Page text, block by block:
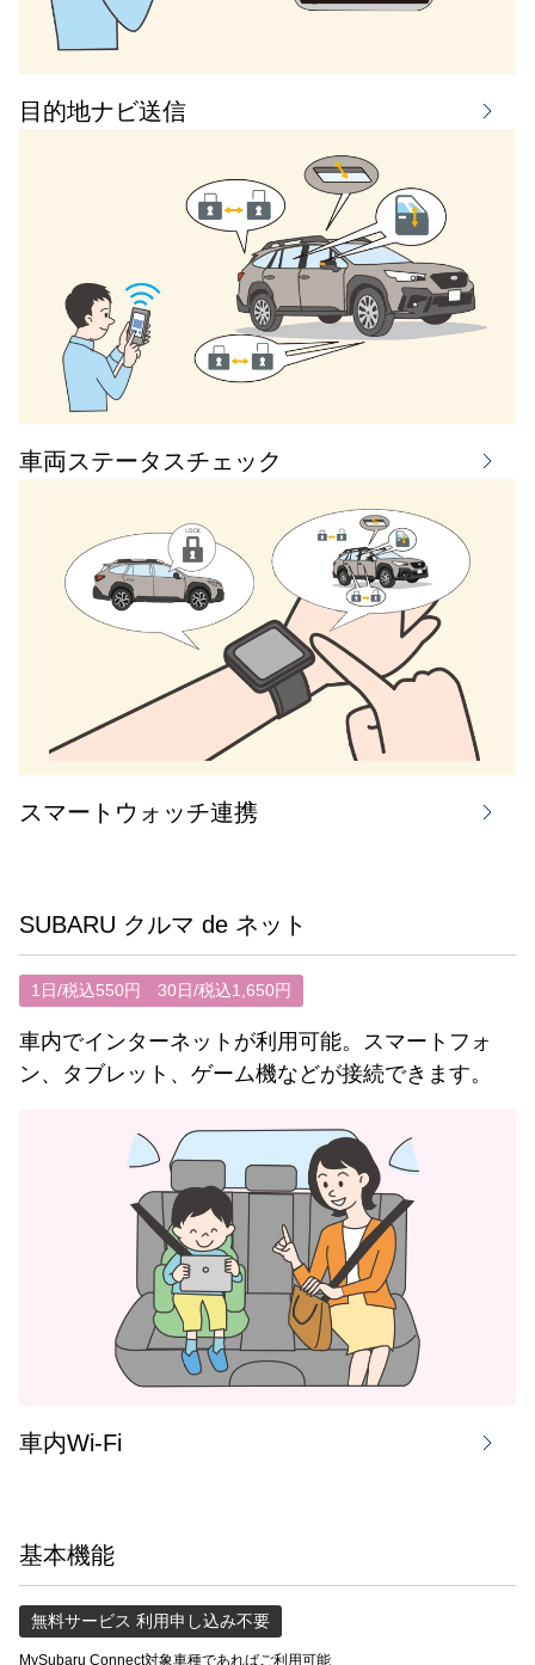
目的地ナビ送信
車両ステータスチェック
スマートウォッチ連携
SUBARU クルマ de ネット
1日/税込550円 30日/税込1,650円
車内でインターネットが利用可能。スマートフォ
ン、タブレット、ゲーム機などが接続できます。
車内Wi-Fi
基本機能
無料サービス 利用申し込み不要
MySubaru Connect対象車種であればご利用可能